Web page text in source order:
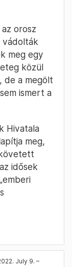
orosz
vádolták
meg egy
közül
de a megölt
ismert a
Hivatala
meg,
idősek
July 9. –